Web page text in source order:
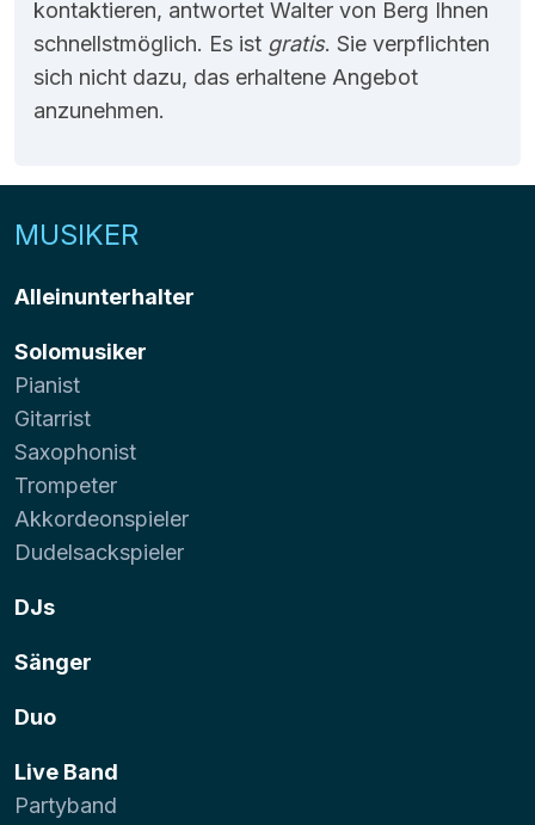
kontaktieren, antwortet Walter von Berg Ihnen
schnellstmöglich. Es ist gratis. Sie verpflichten
sich nicht dazu, das erhaltene Angebot
anzunehmen.
MUSIKER
Alleinunterhalter
Solomusiker
Pianist
Gitarrist
Saxophonist
Trompeter
Akkordeonspieler
Dudelsackspieler
DJs
Sänger
Duo
Live Band
Partyband